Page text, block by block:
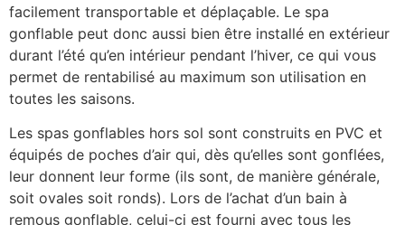
facilement transportable et déplaçable. Le spa
gonflable peut donc aussi bien être installé en extérieur
durant l’été qu’en intérieur pendant l’hiver, ce qui vous
permet de rentabilisé au maximum son utilisation en
toutes les saisons.
Les spas gonflables hors sol sont construits en PVC et
équipés de poches d’air qui, dès qu’elles sont gonflées,
leur donnent leur forme (ils sont, de manière générale,
soit ovales soit ronds). Lors de l’achat d’un bain à
remous gonflable, celui-ci est fourni avec tous les